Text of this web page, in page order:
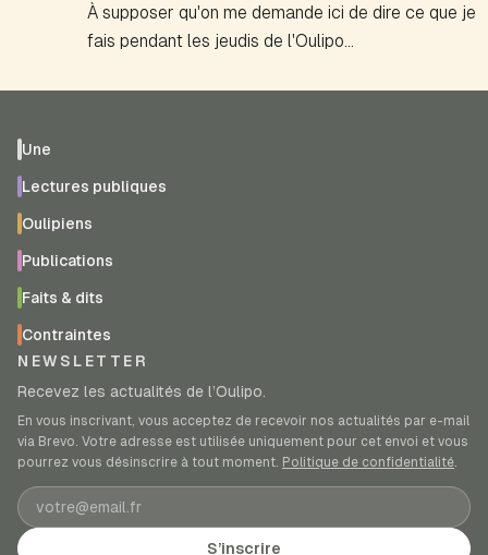
À supposer qu'on me demande ici de dire ce que je
fais pendant les jeudis de l'Oulipo...
Une
Lectures publiques
Oulipiens
Publications
Faits & dits
Contraintes
NEWSLETTER
Recevez les actualités de l’Oulipo.
En vous inscrivant, vous acceptez de recevoir nos actualités par e-mail
via Brevo. Votre adresse est utilisée uniquement pour cet envoi et vous
pourrez vous désinscrire à tout moment. Politique de confidentialité
Adresse e-mail
S’inscrire